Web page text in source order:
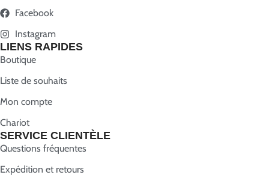
Facebook
Instagram
LIENS RAPIDES
Boutique
Liste de souhaits
Mon compte
Chariot
SERVICE CLIENTÈLE
Questions fréquentes
Expédition et retours